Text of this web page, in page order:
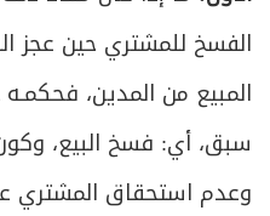
الفسخ للمشتري حين عجز
المبيع من المدين، فحكمـه
سبق، أي: فسخ البيع،
وعدم استحقاق المشتري